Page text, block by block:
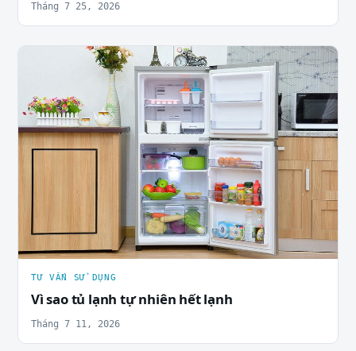
Tháng 7 25, 2026
TƯ VẤN SỬ DỤNG
Vì sao tủ lạnh tự nhiên hết lạnh
Tháng 7 11, 2026